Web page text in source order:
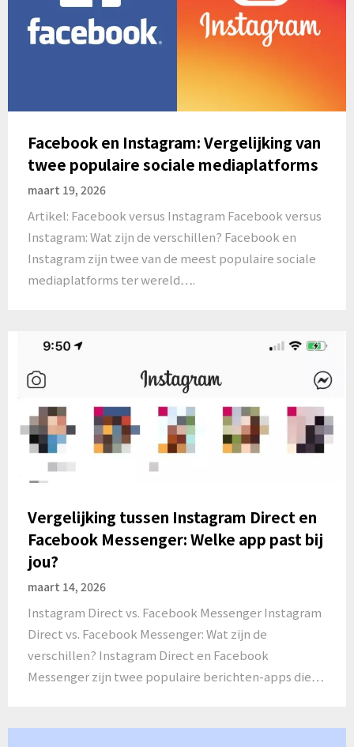
Facebook en Instagram: Vergelijking van
twee populaire sociale mediaplatforms
maart 19, 2026
Artikel: Facebook versus Instagram Facebook versus
Instagram: Wat zijn de verschillen? Facebook en
Instagram zijn twee van de meest populaire sociale
mediaplatforms ter wereld….
Vergelijking tussen Instagram Direct en
Facebook Messenger: Welke app past bij
jou?
maart 14, 2026
Instagram Direct vs. Facebook Messenger Instagram
Direct vs. Facebook Messenger: Wat zijn de
verschillen? Instagram Direct en Facebook
Messenger zijn twee populaire berichten-apps die…